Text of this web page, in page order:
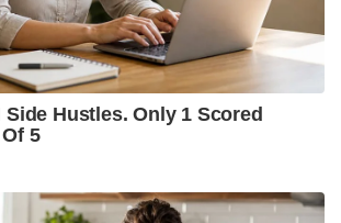
തിരിച്ചറിവിൽ
gold by RBI again
that flew